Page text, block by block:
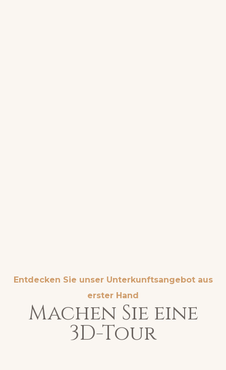
Entdecken Sie unser Unterkunftsangebot aus
erster Hand
Machen Sie eine
3D-Tour